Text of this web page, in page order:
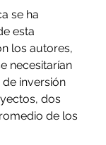
se ha
esta
los autores,
necesitarían
inversión
dos
de los